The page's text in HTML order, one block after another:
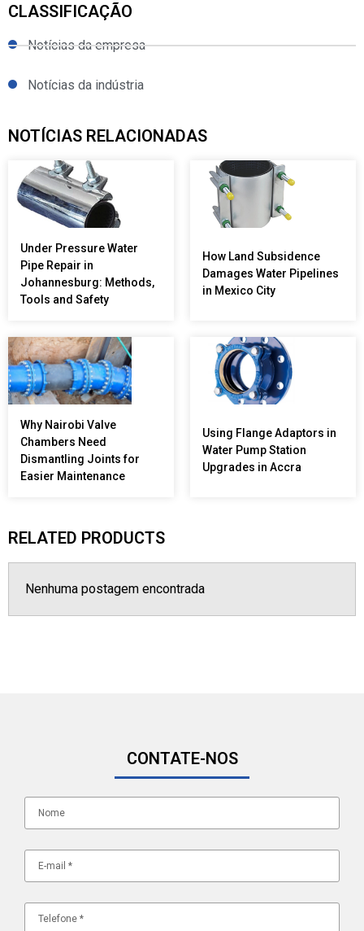
CLASSIFICAÇÃO
Notícias da empresa
Notícias da indústria
NOTÍCIAS RELACIONADAS
Under Pressure Water
Pipe Repair in
Johannesburg: Methods,
Tools and Safety
How Land Subsidence
Damages Water Pipelines
in Mexico City
Why Nairobi Valve
Chambers Need
Dismantling Joints for
Easier Maintenance
Using Flange Adaptors in
Water Pump Station
Upgrades in Accra
RELATED PRODUCTS
Nenhuma postagem encontrada
CONTATE-NOS